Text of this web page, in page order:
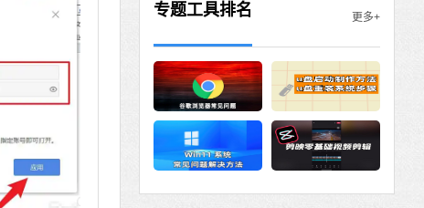
专题工具排名 更多+